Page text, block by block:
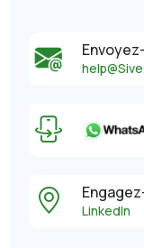
LinkedIn